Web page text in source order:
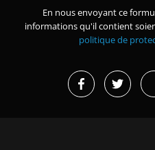
En nous envoyant ce
informations qu'il contient
politique de